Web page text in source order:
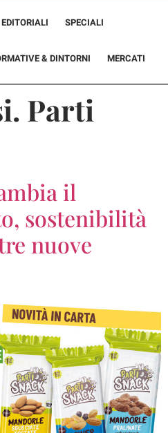
EDITORIALI SPECIALI
& DINTORNI MERCATI
Parti
il
sostenibilità
nuove